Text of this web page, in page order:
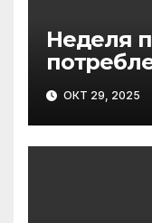
Неделя
фруктов
ОКТ 29, 2025